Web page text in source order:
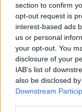
section to confirm
opt-out request is
interest-based ads
us or personal
your opt-out. You
disclosure of your
IAB’s list of
also be disclosed
Downstream